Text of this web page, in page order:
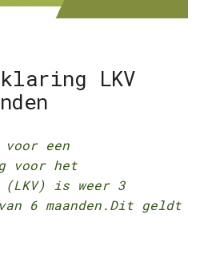
LKV
voor een
voor het
(LKV) is weer 3
6 maanden.Dit geldt